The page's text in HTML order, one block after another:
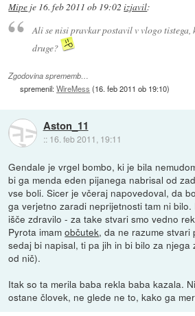
Mipe je 16. feb 2011 ob 19:02 izjavil:
Ali se nisi pravkar postavil v vlogo tistega,
druge?
Zgodovina sprememb…
spremenil:WireMess (16. feb 2011 ob 19:10)
Aston_11
:: 16. feb 2011, 19:11
Gendale je vrgel bombo, ki je bila
bi ga menda eden pijanega nabrisal od
vse boli. Sicer je včeraj napovedoval, da
ga verjetno zaradi neprijetnosti tam ni bilo.
išče zdravilo - za take stvari smo vedno
Pyrota imamobčutek, da ne razume stvari
sedaj bi napisal, ti pa jih in bi bilo za njega
od nič).
Itak so ta merila baba rekla baba kazala.
ostane človek, ne glede ne to, kako ga